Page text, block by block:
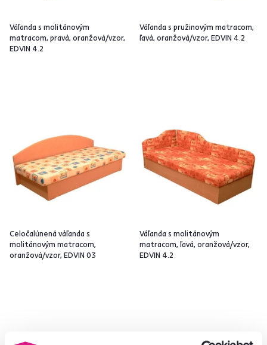
Váľanda s molitánovým
matracom, pravá, oranžová/vzor,
EDVIN 4.2
Váľanda s pružinovým matracom,
ľavá, oranžová/vzor, EDVIN 4.2
Celočalúnená váľanda s
molitánovým matracom,
oranžová/vzor, EDVIN 03
Váľanda s molitánovým
matracom, ľavá, oranžová/vzor,
EDVIN 4.2